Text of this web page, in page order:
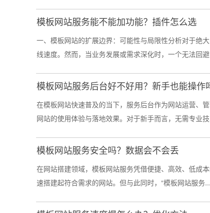
模板网站服务能不能加功能？插件怎么选
一、模板网站的扩展边界：可能性与局限性分析对于绝
线速度。然而，当业务发展或需求深化时，一个无法回
模板网站服务后台好不好用？新手也能操作
在模板网站快速普及的当下，服务后台作为网站运营、
网站的使用体验与落地效果。对于新手而言，无需专业
模板网站服务安全吗？数据会不会丢
在网站搭建领域，模板网站服务凭借便捷、高效、低成
速搭建起符合需求的网站。但与此同时，“模板网站服务...